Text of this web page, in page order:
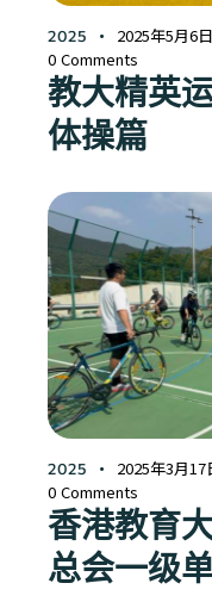
2025 2025年5月6日
0 Comments
教大精英
体操篇
2025 2025年3月17
0 Comments
香港教育
总会一级